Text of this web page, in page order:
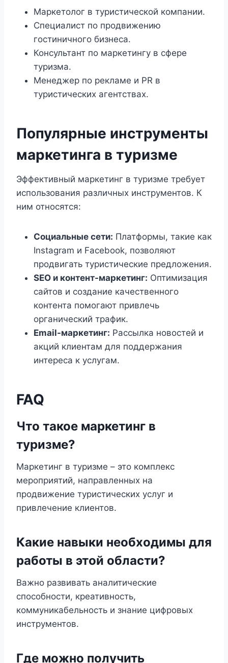
Маркетолог в туристической компании.
Специалист по продвижению
гостиничного бизнеса.
Консультант по маркетингу в сфере
туризма.
Менеджер по рекламе и PR в
туристических агентствах.
Популярные инструменты
маркетинга в туризме
Эффективный маркетинг в туризме требует
использования различных инструментов. К
ним относятся:
Социальные сети: Платформы, такие как
Instagram и Facebook, позволяют
продвигать туристические предложения.
SEO и контент-маркетинг: Оптимизация
сайтов и создание качественного
контента помогают привлечь
органический трафик.
Email-маркетинг: Рассылка новостей и
акций клиентам для поддержания
интереса к услугам.
FAQ
Что такое маркетинг в
туризме?
Маркетинг в туризме – это комплекс
мероприятий, направленных на
продвижение туристических услуг и
привлечение клиентов.
Какие навыки необходимы для
работы в этой области?
Важно развивать аналитические
способности, креативность,
коммуникабельность и знание цифровых
инструментов.
Где можно получить